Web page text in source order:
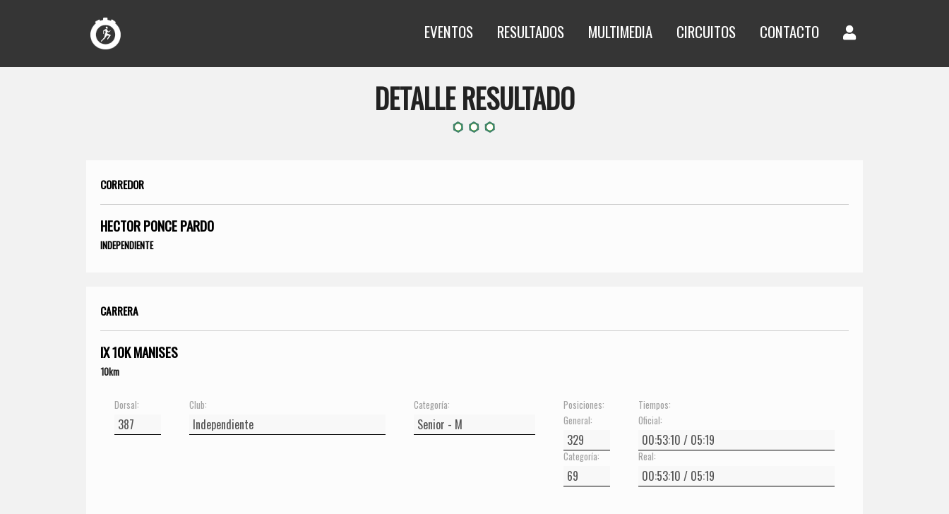
EVENTOS RESULTADOS MULTIMEDIA CIRCUITOS CONTACTO
DETALLE RESULTADO
CORREDOR
HECTOR PONCE PARDO
INDEPENDIENTE
CARRERA
IX 10K MANISES
10km
Dorsal: Club: Categoría:
Posiciones:
General:
Categoría:
Tiempos:
Oficial:
Real: